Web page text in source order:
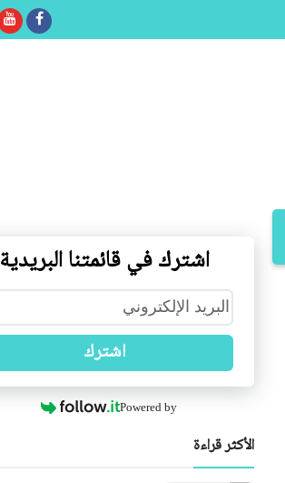
اشترك في قائمتنا البريدية
اشترك
Powered by
الأكثر قراءة